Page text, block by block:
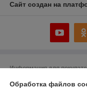
Сайт создан на
Информация для
Юридическое лицо:ИП
Обработка файлов